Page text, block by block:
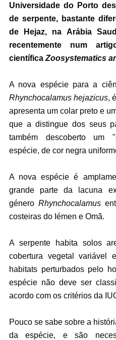
Universidade do Porto
de serpente, bastante
de Hejaz, na Arábia
recentemente num
científicaZoosystematics
A nova espécie para a
Rhynchocalamus hejazicus,
apresenta um colar preto e
que a distingue dos seus
também descoberto um
espécie, de cor negra
A nova espécie é
grande parte da lacuna
géneroRhynchocalamus
costeiras do Iémen e Omã.
A serpente habita solos
cobertura vegetal variável
habitats perturbados pelo
espécie não deve ser
acordo com os critérios da
Pouco se sabe sobre a
da espécie, e são